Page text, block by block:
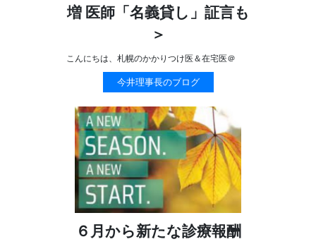
増 医師「名義貸し」証言も
＞
こんにちは、札幌のかかりつけ医＆在宅医＠
今井理事長のブログ
６月から新たな診療報酬